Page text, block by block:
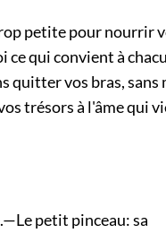
petite pour nourrir
ce qui convient à
quitter vos bras, sans
trésors à l'âme qui
petit pinceau: sa